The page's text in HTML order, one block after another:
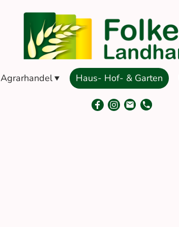
Agrarhandel Haus- Hof- & Garten